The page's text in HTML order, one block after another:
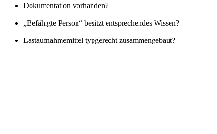
Dokumentation vorhanden?
„Befähigte Person“ besitzt entsprechendes Wissen?
Lastaufnahmemittel typgerecht zusammengebaut?